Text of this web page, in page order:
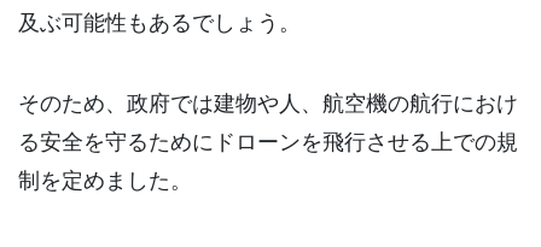
及ぶ可能性もあるでしょう。
そのため、政府では建物や人、航空機の航行におけ
る安全を守るためにドローンを飛行させる上での規
制を定めました。